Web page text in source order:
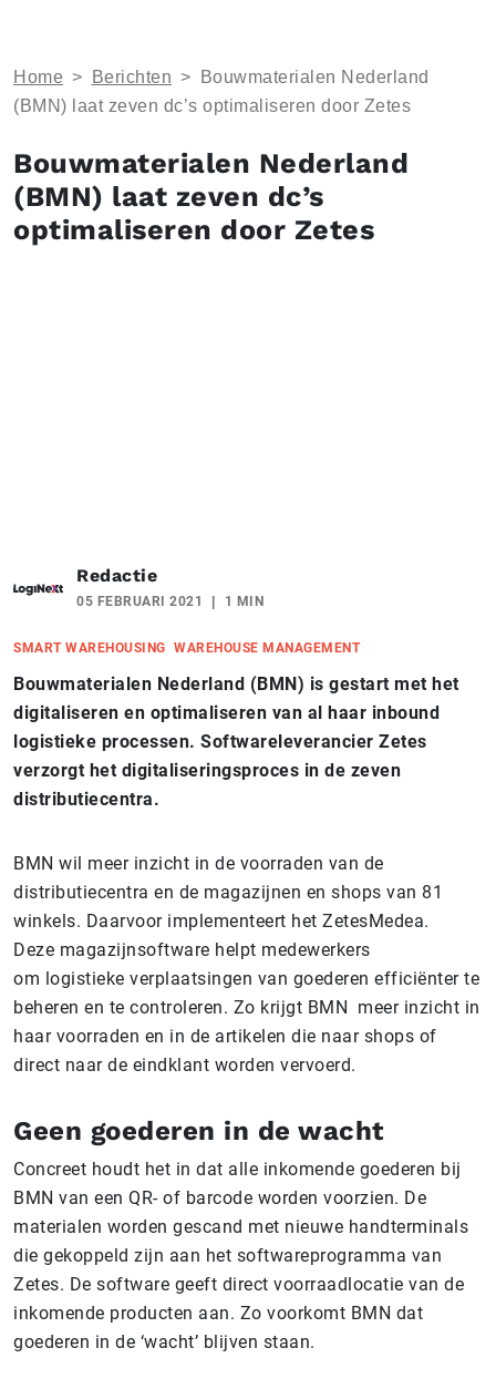
Home > Berichten >
Bouwmaterialen Nederland
(BMN) laat zeven dc’s optimaliseren door Zetes
Bouwmaterialen Nederland
(BMN) laat zeven dc’s
optimaliseren door Zetes
Redactie
05 FEBRUARI 2021 1 MIN
SMART WAREHOUSING WAREHOUSE MANAGEMENT
Bouwmaterialen Nederland (BMN) is gestart met het
digitaliseren en optimaliseren van al haar inbound
logistieke processen. Softwareleverancier Zetes
verzorgt het digitaliseringsproces in de zeven
distributiecentra.
BMN wil meer inzicht in de voorraden van de
distributiecentra en de magazijnen en shops van 81
winkels. Daarvoor implementeert het ZetesMedea.
Deze magazijnsoftware helpt medewerkers
om logistieke verplaatsingen van goederen efficiënter te
beheren en te controleren. Zo krijgt BMN meer inzicht in
haar voorraden en in de artikelen die naar shops of
direct naar de eindklant worden vervoerd.
Geen goederen in de wacht
Concreet houdt het in dat alle inkomende goederen bij
BMN van een QR- of barcode worden voorzien. De
materialen worden gescand met nieuwe handterminals
die gekoppeld zijn aan het softwareprogramma van
Zetes. De software geeft direct voorraadlocatie van de
inkomende producten aan. Zo voorkomt BMN dat
goederen in de ‘wacht’ blijven staan.